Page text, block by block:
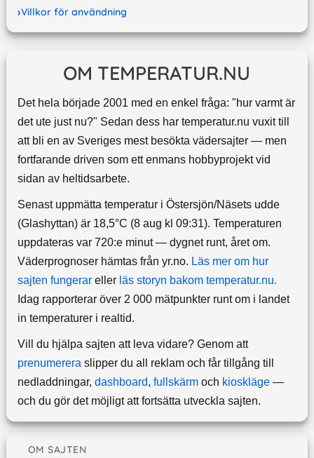
Villkor för användning
OM TEMPERATUR.NU
Det hela började 2001 med en enkel fråga: "hur varmt är
det ute just nu?" Sedan dess har temperatur.nu vuxit till
att bli en av Sveriges mest besökta vädersajter — men
fortfarande driven som ett enmans hobbyprojekt vid
sidan av heltidsarbete.
Senast uppmätta temperatur i Östersjön/Näsets udde
(Glashyttan) är 18,5°C (8 aug kl 09:31). Temperaturen
uppdateras var 720:e minut — dygnet runt, året om.
Väderprognoser hämtas från yr.no. Läs mer om hur
sajten fungerareller läs storyn bakom temperatur.nu.
Idag rapporterar över 2 000 mätpunkter runt om i landet
in temperaturer i realtid.
Vill du hjälpa sajten att leva vidare? Genom att
prenumereraslipper du all reklam och får tillgång till
nedladdningar, dashboard, fullskärmoch kioskläge—
och du gör det möjligt att fortsätta utveckla sajten.
OM SAJTEN